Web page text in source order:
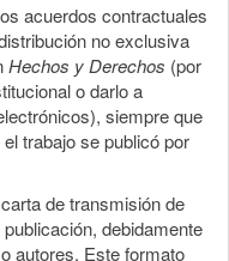
acuerdos contractuales
no exclusiva
Hechos y Derechos (por
o darlo a
siempre que
trabajo se publicó por
de transmisión de
debidamente
autores. Este formato